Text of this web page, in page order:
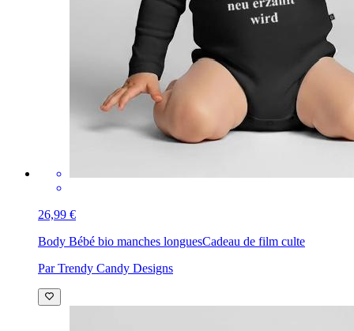
26,99 €
Body Bébé bio manches longuesCadeau de film culte
Par Trendy Candy Designs